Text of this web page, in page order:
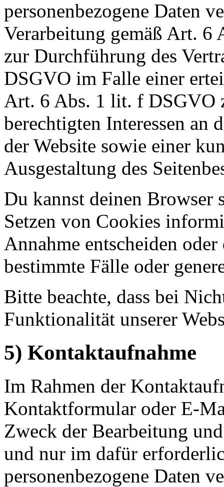
personenbezogene Daten
Verarbeitung gemäß Art.
zur Durchführung des
DSGVO im Falle einer
Art. 6 Abs. 1 lit. f DSGVO
berechtigten Interessen an
der Website sowie einer
Ausgestaltung des
Du kannst deinen Browser
Setzen von Cookies
Annahme entscheiden
bestimmte Fälle oder
Bitte beachte, dass bei
Funktionalität unserer
5) Kontaktaufnahme
Im Rahmen der
Kontaktformular oder E-
Zweck der Bearbeitung
und nur im dafür
personenbezogene Daten